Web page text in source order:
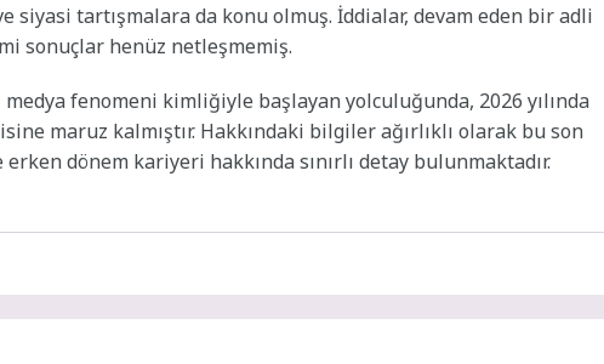
siyasi tartışmalara da konu olmuş. İddialar, devam eden bir adli
sonuçlar henüz netleşmemiş.
fenomeni kimliğiyle başlayan yolculuğunda, 2026 yılında
maruz kalmıştır. Hakkındaki bilgiler ağırlıklı olarak bu son
dönem kariyeri hakkında sınırlı detay bulunmaktadır.